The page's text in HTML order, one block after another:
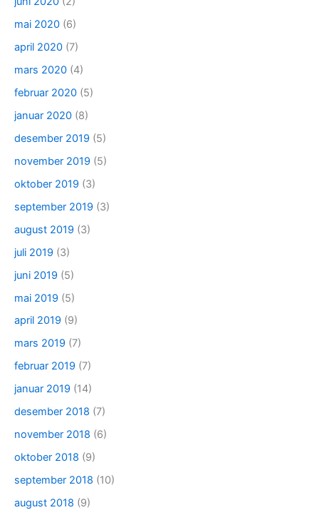
mai 2020 (6)
april 2020 (7)
mars 2020 (4)
februar 2020 (5)
januar 2020 (8)
desember 2019 (5)
november 2019 (5)
oktober 2019 (3)
september 2019 (3)
august 2019 (3)
juli 2019 (3)
juni 2019 (5)
mai 2019 (5)
april 2019 (9)
mars 2019 (7)
februar 2019 (7)
januar 2019 (14)
desember 2018 (7)
november 2018 (6)
oktober 2018 (9)
september 2018 (10)
august 2018 (9)